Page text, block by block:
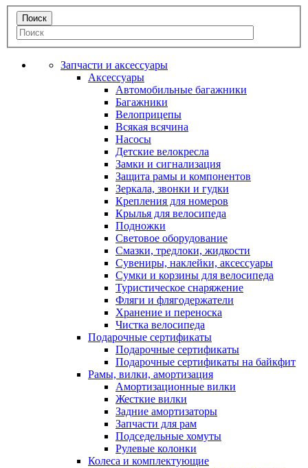
Запчасти и аксессуары
Аксессуары
Автомобильные багажники
Багажники
Велоприцепы
Всякая всячина
Насосы
Детские велокресла
Замки и сигнализация
Защита рамы и компонентов
Зеркала, звонки и гудки
Крепления для номеров
Крылья для велосипеда
Подножки
Световое оборудование
Смазки, тредлоки, жидкости
Сувениры, наклейки, аксессуары
Сумки и корзины для велосипеда
Туристическое снаряжение
Фляги и флягодержатели
Хранение и переноска
Чистка велосипеда
Подарочные сертификаты
Подарочные сертификаты
Подарочные сертификаты на байкфит
Рамы, вилки, амортизация
Амортизационные вилки
Жесткие вилки
Задние амортизаторы
Запчасти для рам
Подседельные хомуты
Рулевые колонки
Колеса и комплектующие